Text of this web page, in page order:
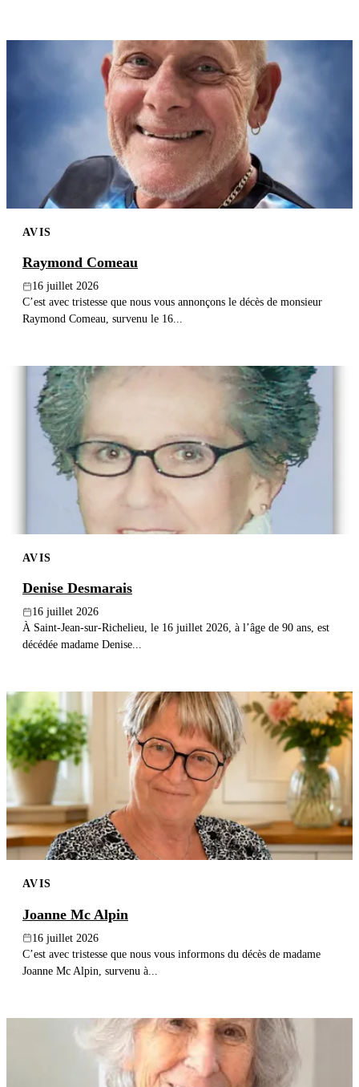
AVIS
Raymond Comeau
16 juillet 2026
C’est avec tristesse que nous vous annonçons le décès de monsieur
Raymond Comeau, survenu le 16...
AVIS
Denise Desmarais
16 juillet 2026
À Saint-Jean-sur-Richelieu, le 16 juillet 2026, à l’âge de 90 ans, est
décédée madame Denise...
AVIS
Joanne Mc Alpin
16 juillet 2026
C’est avec tristesse que nous vous informons du décès de madame
Joanne Mc Alpin, survenu à...